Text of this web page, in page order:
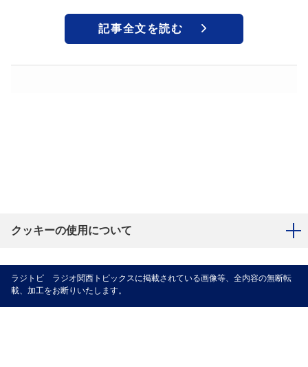
記事全文を読む
クッキーの使用について
ラジトピ ラジオ関西トピックスに掲載されている画像等、全内容の無断転
載、加工をお断りいたします。